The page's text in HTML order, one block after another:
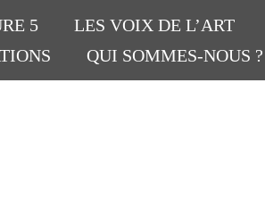
5 LES VOIX DE L’ART
QUI SOMMES-NOUS ?